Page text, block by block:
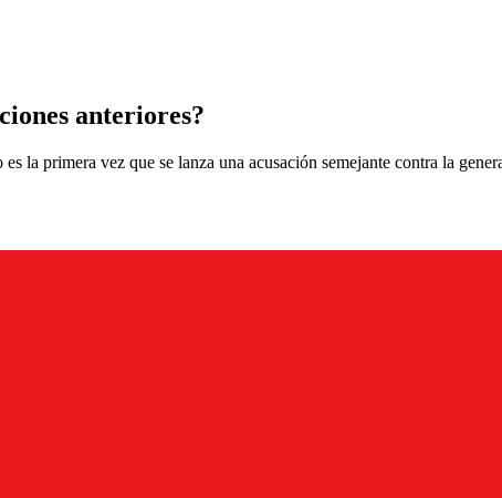
anteriores?
la primera vez que se lanza una acusación semejante contra la